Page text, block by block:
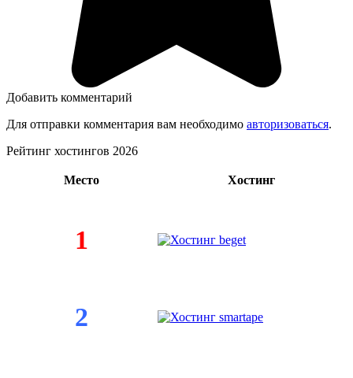
Добавить комментарий
Для отправки комментария вам необходимо авторизоваться.
Рейтинг хостингов 2026
Место Хостинг
1
2